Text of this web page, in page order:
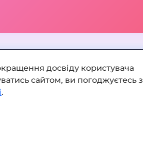
обмінник
досвіду користувача
сайтом, ви погоджуєтесь з
.